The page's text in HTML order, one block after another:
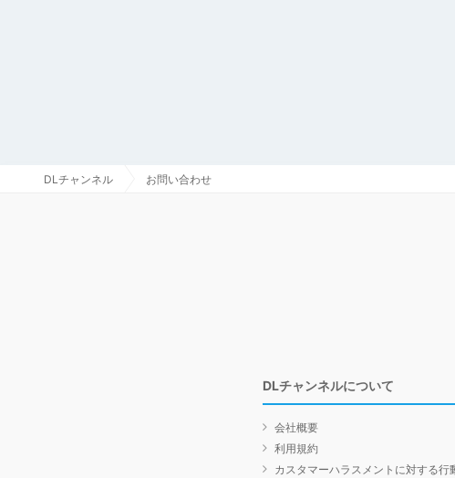
DLチャンネル お問い合わせ
DLチャンネルについて
会社概要
利用規約
カスタマーハラスメントに対する行